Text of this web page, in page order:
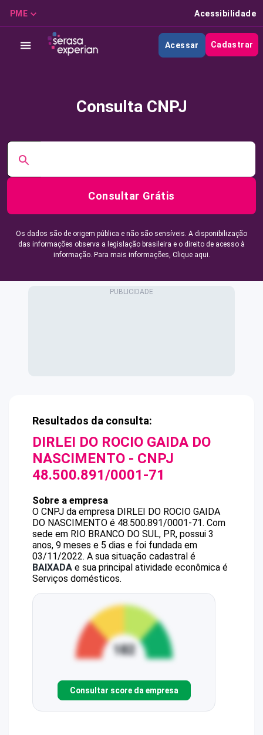
PME Acessibilidade
Acessar Cadastrar
Consulta CNPJ
Consultar Grátis
Os dados são de origem pública e não são sensíveis. A disponibilização
das informações observa a legislação brasileira e o direito de acesso à
informação. Para mais informações, Clique aqui.
Resultados da consulta:
DIRLEI DO ROCIO GAIDA DO
NASCIMENTO - CNPJ
48.500.891/0001-71
Sobre a empresa
O CNPJ da empresa DIRLEI DO ROCIO GAIDA
DO NASCIMENTO é 48.500.891/0001-71. Com
sede em RIO BRANCO DO SUL, PR, possui 3
anos, 9 meses e 5 dias e foi fundada em
03/11/2022. A sua situação cadastral é
BAIXADA e sua principal atividade econômica é
Serviços domésticos.
Consultar score da empresa